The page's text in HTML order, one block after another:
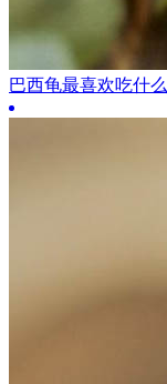
巴西龟最喜欢吃什么